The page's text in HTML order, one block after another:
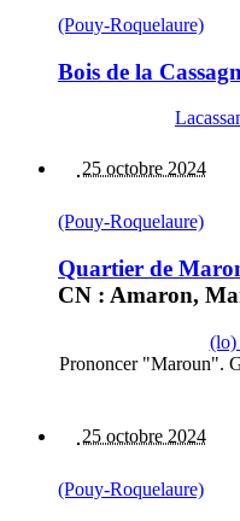
(Pouy-Roquelaure)
Bois de la
25 octobre 2024
(Pouy-Roquelaure)
Quartier de
CN : Amaron,
(lo)
Prononcer "Maroun".
25 octobre 2024
(Pouy-Roquelaure)